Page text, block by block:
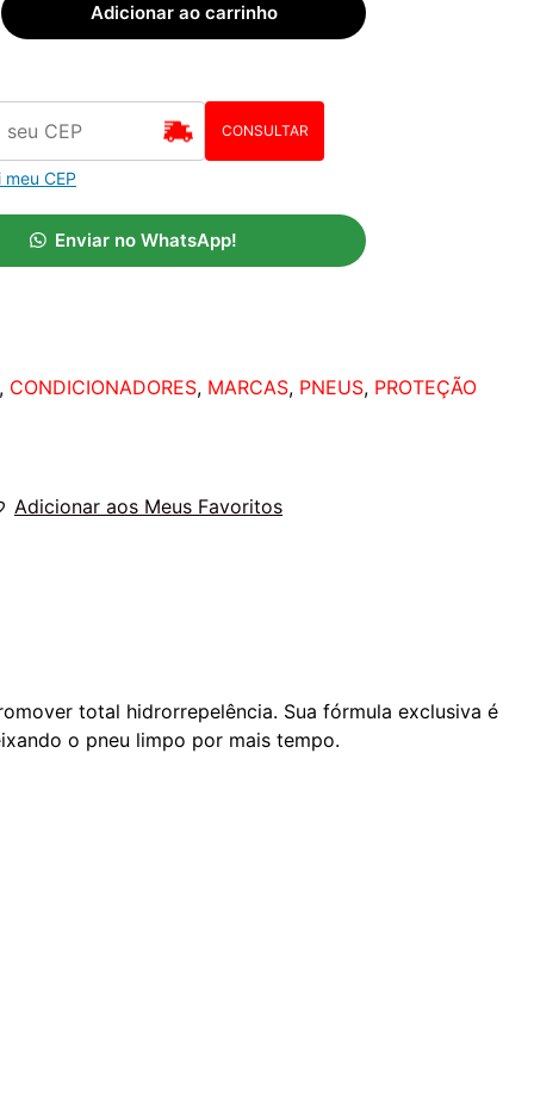
Adicionar ao carrinho
CONSULTAR
CEP
Enviar no WhatsApp!
, CONDICIONADORES, MARCAS, PNEUS, PROTEÇÃO
Adicionar aos Meus Favoritos
total hidrorrepelência. Sua fórmula exclusiva é
o pneu limpo por mais tempo.